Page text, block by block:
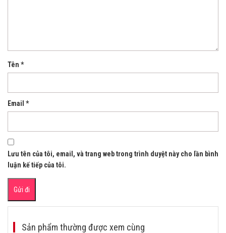
Tên *
Email *
Lưu tên của tôi, email, và trang web trong trình duyệt này cho lần bình
luận kế tiếp của tôi.
Sản phẩm thường được xem cùng